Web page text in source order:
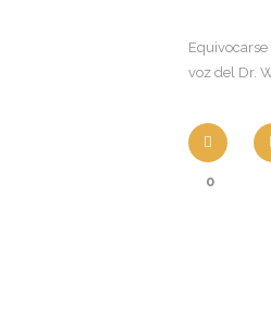
voz del Dr.
0